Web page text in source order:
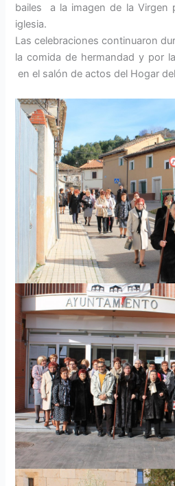
bailes a la imagen de la Virgen
iglesia.
Las celebraciones continuaron
la comida de hermandad y por
en el salón de actos del Hogar